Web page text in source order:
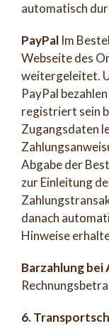
automatisch
PayPal Im
Webseite des
weitergeleitet.
PayPal
registriert sein
Zugangsdaten
Abgabe der
zur Einleitung
danach
Hinweise
Barzahlung bei
6.